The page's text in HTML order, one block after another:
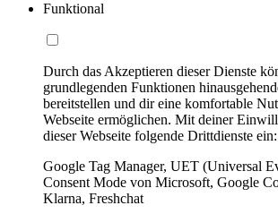
Funktional
Durch das Akzeptieren dieser Dienste
grundlegenden Funktionen
bereitstellen und dir eine komfortable
Webseite ermöglichen. Mit deiner
dieser Webseite folgende Drittdienste ein:
Google Tag Manager, UET (Universal
Consent Mode von Microsoft, Google
Klarna, Freshchat